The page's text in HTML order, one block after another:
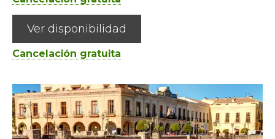
Ver disponibilidad
Cancelación gratuita